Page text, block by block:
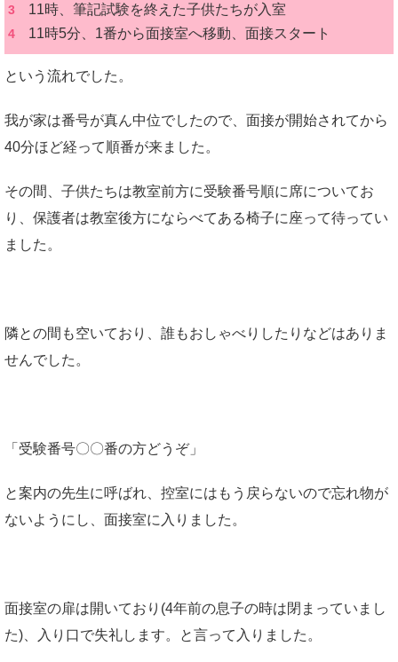
11時、筆記試験を終えた子供たちが入室
11時5分、1番から面接室へ移動、面接スタート
という流れでした。
我が家は番号が真ん中位でしたので、面接が開始されてから
40分ほど経って順番が来ました。
その間、子供たちは教室前方に受験番号順に席についてお
り、保護者は教室後方にならべてある椅子に座って待ってい
ました。
隣との間も空いており、誰もおしゃべりしたりなどはありま
せんでした。
「受験番号〇〇番の方どうぞ」
と案内の先生に呼ばれ、控室にはもう戻らないので忘れ物が
ないようにし、面接室に入りました。
面接室の扉は開いており(4年前の息子の時は閉まっていまし
た)、入り口で失礼します。と言って入りました。